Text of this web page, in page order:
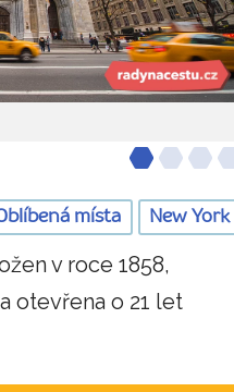
místa New York
v roce 1858,
otevřena o 21 let